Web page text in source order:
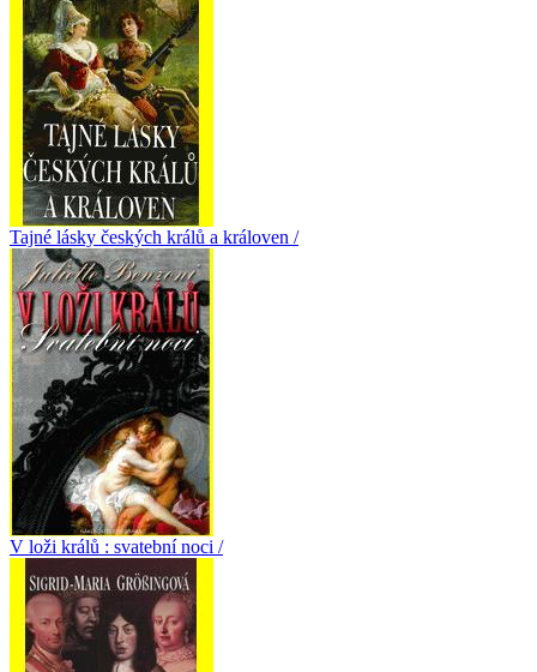
Tajné lásky českých králů a královen /
V loži králů : svatební noci /